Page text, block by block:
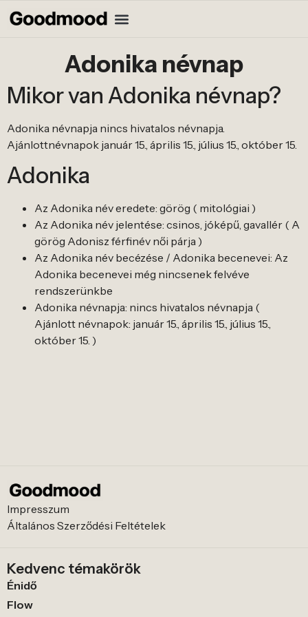
Adonika névnap
Mikor van Adonika névnap?
Adonika névnapja nincs hivatalos névnapja.
Ajánlottnévnapok január 15., április 15., július 15., október 15.
Adonika
Az Adonika név eredete: görög ( mitológiai )
Az Adonika név jelentése: csinos, jóképű, gavallér ( A
görög Adonisz férfinév női párja )
Az Adonika név becézése / Adonika becenevei: Az
Adonika becenevei még nincsenek felvéve
rendszerünkbe
Adonika névnapja: nincs hivatalos névnapja (
Ajánlott névnapok: január 15., április 15., július 15.,
október 15. )
Impresszum
Általános Szerződési Feltételek
Kedvenc témakörök
Énidő
Flow